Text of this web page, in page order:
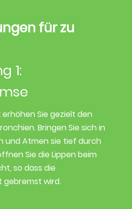
für zu
1:
Sie gezielt den
Bringen Sie sich in
und Atmen sie tief durch
Sie die Lippen beim
so dass die
wird.